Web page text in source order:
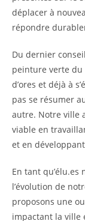
déplacer à
répondre
Du dernier
peinture verte du
d’ores et déjà à
pas se résumer
autre. Notre ville
viable en
et en
En tant qu’élu.es
l’évolution de
proposons une
impactant la ville